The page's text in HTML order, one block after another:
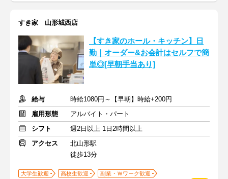
すき家 山形城西店
【すき家のホール・キッチン】日
勤｜オーダー&お会計はセルフで簡
単◎[早朝手当あり]
給与
時給1080円～【早朝】時給+200円
雇用形態
アルバイト・パート
シフト
週2日以上 1日2時間以上
アクセス
北山形駅
徒歩13分
大学生歓迎 高校生歓迎
副業・Ｗワーク歓迎